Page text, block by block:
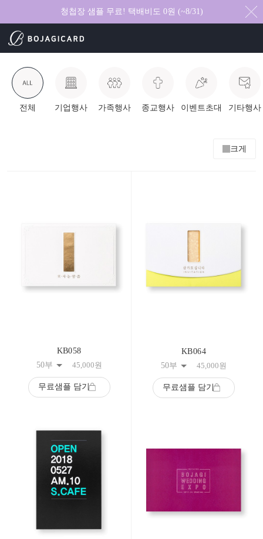
청첩장 샘플 무료! 택배비도 0원 (~8/31)
전체 기업행사 가족행사 종교행사 이벤트초대 기타행사
크게
KB058
50부
45,000원
무료샘플 담기
KB064
50부
45,000원
무료샘플 담기